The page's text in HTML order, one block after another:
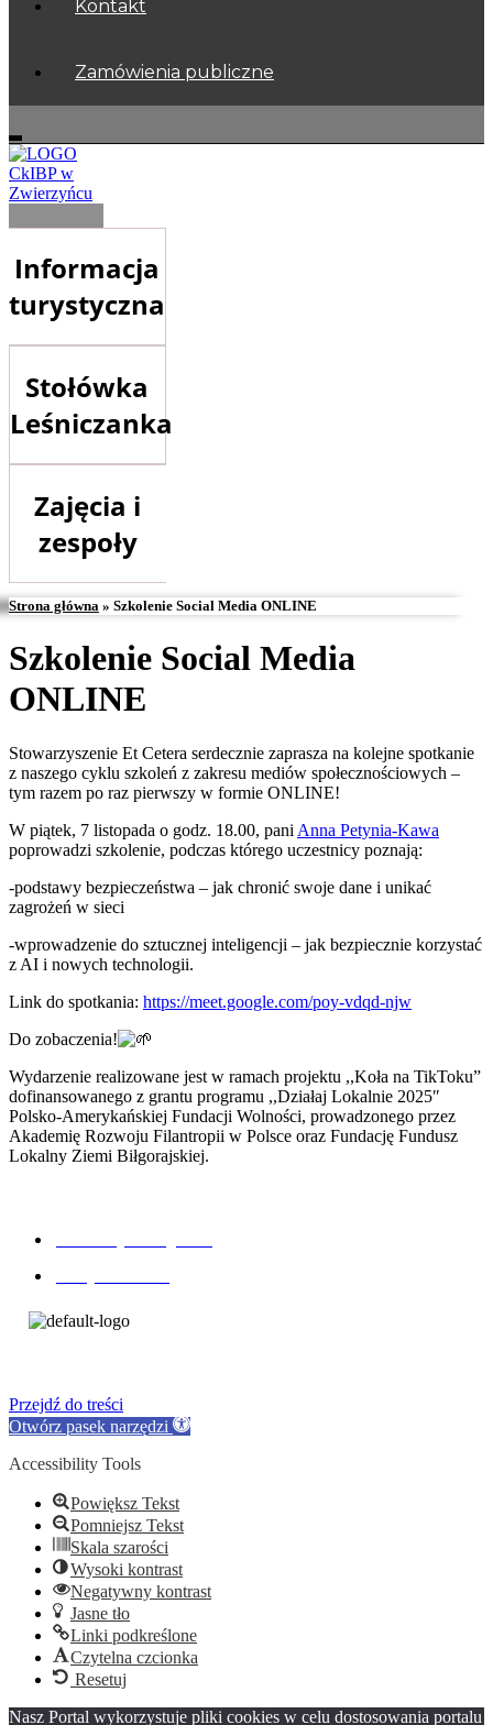
Kontakt
Zamówienia publiczne
Informacja
turystyczna
Stołówka
Leśniczanka
Zajęcia i
zespoły
Strona główna » Szkolenie Social Media ONLINE
Szkolenie Social Media
ONLINE
Stowarzyszenie Et Cetera serdecznie zaprasza na kolejne spotkanie
z naszego cyklu szkoleń z zakresu mediów społecznościowych –
tym razem po raz pierwszy w formie ONLINE!
W piątek, 7 listopada o godz. 18.00, pani Anna Petynia-Kawa
poprowadzi szkolenie, podczas którego uczestnicy poznają:
-podstawy bezpieczeństwa – jak chronić swoje dane i unikać
zagrożeń w sieci
-wprowadzenie do sztucznej inteligencji – jak bezpiecznie korzystać
z AI i nowych technologii.
Link do spotkania: https://meet.google.com/poy-vdqd-njw
Do zobaczenia!
Wydarzenie realizowane jest w ramach projektu ,,Koła na TikToku”
dofinansowanego z grantu programu ,,Działaj Lokalnie 2025″
Polsko-Amerykańskiej Fundacji Wolności, prowadzonego przez
Akademię Rozwoju Filantropii w Polsce oraz Fundację Fundusz
Lokalny Ziemi Biłgorajskiej.
Przejdź do treści
Otwórz pasek narzędzi
Accessibility Tools
Powiększ Tekst
Pomniejsz Tekst
Skala szarości
Wysoki kontrast
Negatywny kontrast
Jasne tło
Linki podkreślone
Czytelna czcionka
Resetuj
Nasz Portal wykorzystuje pliki cookies w celu dostosowania portalu